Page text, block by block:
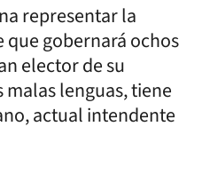
representar la
que gobernará ochos
elector de su
malas lenguas, tiene
actual intendente